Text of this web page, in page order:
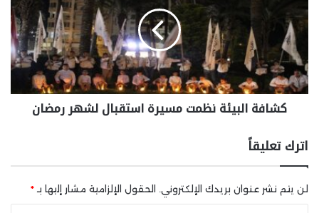
كشافة البيئة نظمت مسيرة استقبال لشهر رمضان
اترك تعليقاً
لن يتم نشر عنوان بريدك الإلكتروني. الحقول الإلزامية مشار إليها بـ*